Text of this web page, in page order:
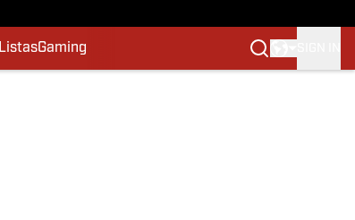
ListasGaming